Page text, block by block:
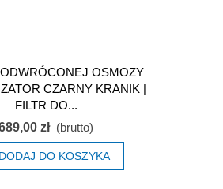
OSMOZY
CZARNY KRANIK |
FILTR DO...
zł (brutto)
DODAJ DO KOSZYKA